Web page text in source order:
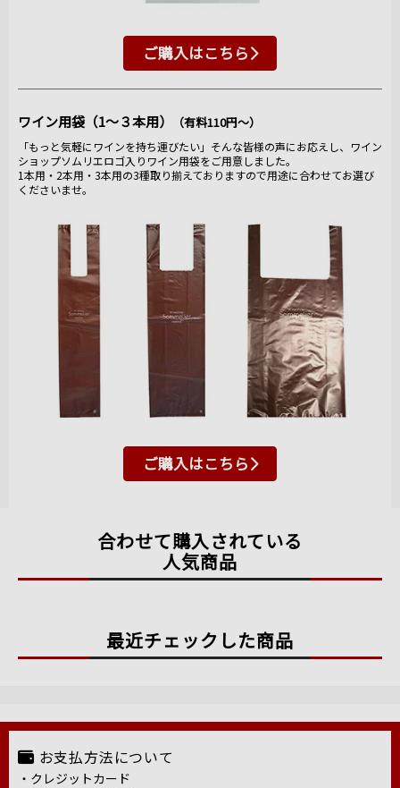
ご購入はこちら
ワイン用袋（1～３本用） （有料110円～）
「もっと気軽にワインを持ち運びたい」そんな皆様の声にお応えし、ワイン
ショップソムリエロゴ入りワイン用袋をご用意しました。
1本用・2本用・3本用の3種取り揃えておりますので用途に合わせてお選び
くださいませ。
ご購入はこちら
合わせて購入されている
人気商品
最近チェックした商品
お支払方法について
・クレジットカード